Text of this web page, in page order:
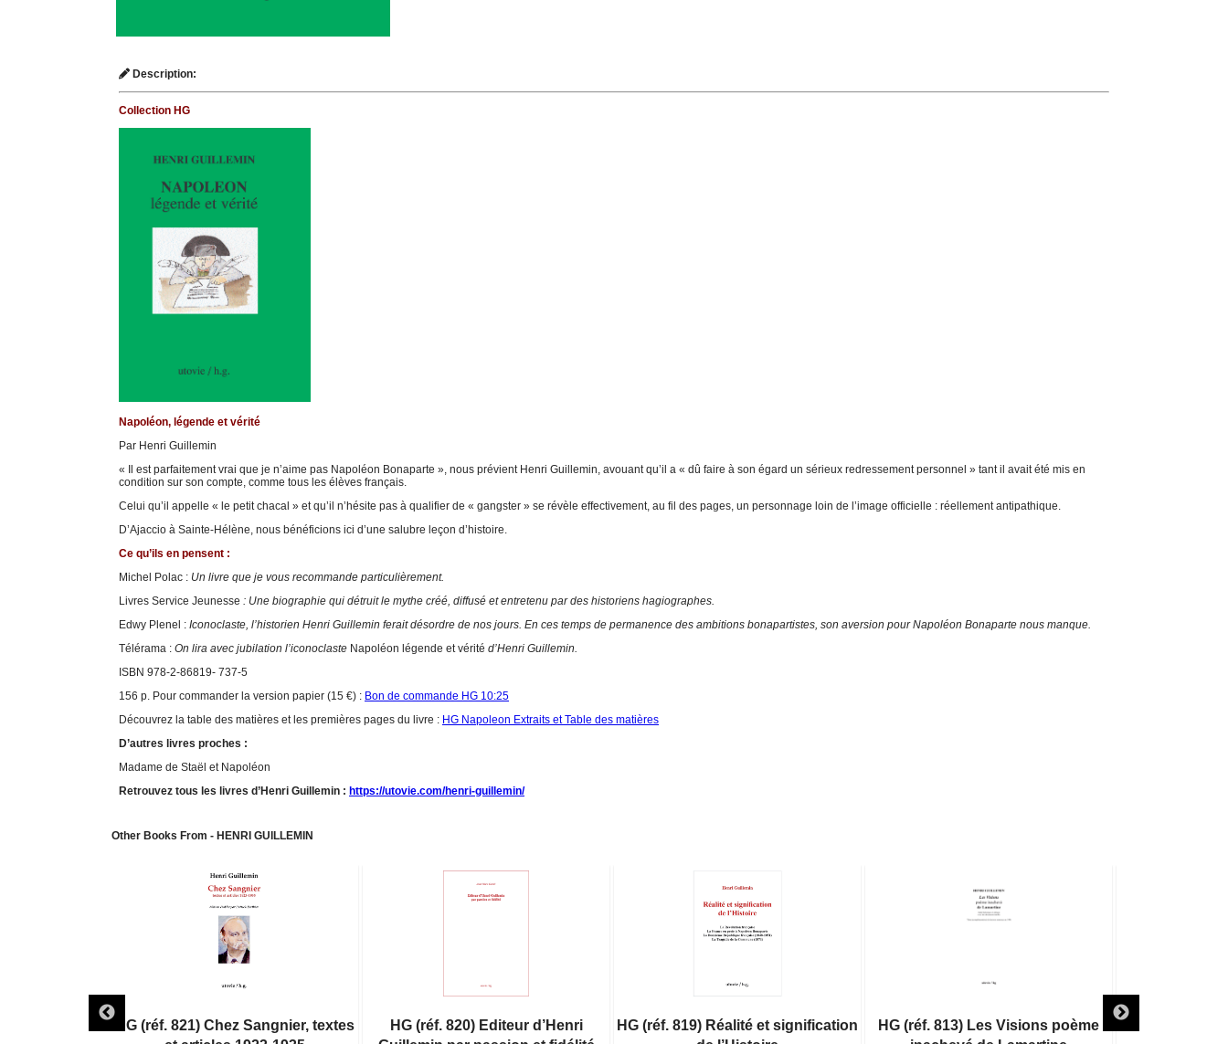
Description:
Collection HG
Napoléon, légende et vérité
Par Henri Guillemin
« Il est parfaitement vrai que je n’aime pas Napoléon Bonaparte », nous prévient Henri Guillemin, avouant qu’il a « dû faire à son égard un sérieux redressement personnel » tant il avait été mis en
condition sur son compte, comme tous les élèves français.
Celui qu’il appelle « le petit chacal » et qu’il n’hésite pas à qualifier de « gangster » se révèle effectivement, au fil des pages, un personnage loin de l’image officielle : réellement antipathique.
D’Ajaccio à Sainte-Hélène, nous bénéficions ici d’une salubre leçon d’histoire.
Ce qu’ils en pensent :
Michel Polac : Un livre que je vous recommande particulièrement.
Livres Service Jeunesse : Une biographie qui détruit le mythe créé, diffusé et entretenu par des historiens hagiographes.
Edwy Plenel : Iconoclaste, l’historien Henri Guillemin ferait désordre de nos jours. En ces temps de permanence des ambitions bonapartistes, son aversion pour Napoléon Bonaparte nous manque.
Télérama : On lira avec jubilation l’iconoclaste Napoléon légende et vérité d’Henri Guillemin.
ISBN 978-2-86819- 737-5
156 p. Pour commander la version papier (15 €) : Bon de commande HG 10:25
Découvrez la table des matières et les premières pages du livre : HG Napoleon Extraits et Table des matières
D’autres livres proches :
Madame de Staël et Napoléon
Retrouvez tous les livres d’Henri Guillemin : https://utovie.com/henri-guillemin/
Other Books From - HENRI GUILLEMIN
HG (réf. 821) Chez Sangnier, textes
HG (réf. 820) Editeur d’Henri
HG (réf. 819) Réalité et signification
HG (réf. 813) Les Visions poème